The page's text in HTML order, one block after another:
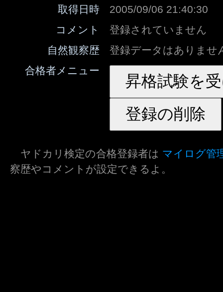
取得日時
2005/09/06 21:40:30
コメント
登録されていません
自然観察歴
登録データはありませ
合格者メニュー
ヤドカリ検定の合格登録者は マイログ管
察歴やコメントが設定できるよ。